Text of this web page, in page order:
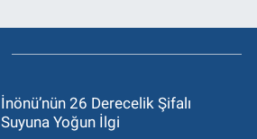
İnönü’nün 26 Derecelik Şifalı
Suyuna Yoğun İlgi